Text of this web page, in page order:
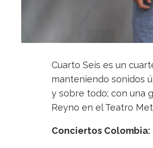
Cuarto Seis es un
manteniendo sonidos
y sobre todo; con una
Reyno en el Teatro
Conciertos